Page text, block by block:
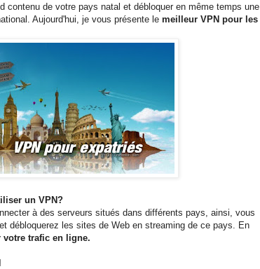
contenu de votre pays natal et débloquer en même temps une
Aujourd'hui, je vous présente le meilleur VPN pour les
un VPN?
à des serveurs situés dans différents pays, ainsi, vous
débloquerez les sites de Web en streaming de ce pays. En
votre trafic en ligne.